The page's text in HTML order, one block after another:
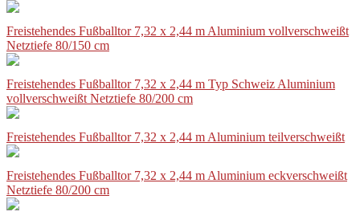
Freistehendes Fußballtor 7,32 x 2,44 m Aluminium vollverschweißt
Netztiefe 80/150 cm
Freistehendes Fußballtor 7,32 x 2,44 m Typ Schweiz Aluminium
vollverschweißt Netztiefe 80/200 cm
Freistehendes Fußballtor 7,32 x 2,44 m Aluminium teilverschweißt
Freistehendes Fußballtor 7,32 x 2,44 m Aluminium eckverschweißt
Netztiefe 80/200 cm